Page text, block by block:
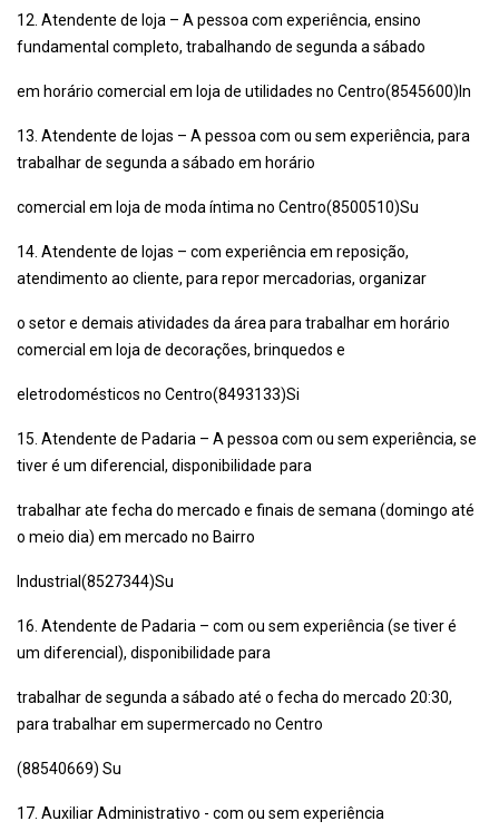
12. Atendente de loja – A pessoa com experiência, ensino
fundamental completo, trabalhando de segunda a sábado
em horário comercial em loja de utilidades no Centro(8545600)In
13. Atendente de lojas – A pessoa com ou sem experiência, para
trabalhar de segunda a sábado em horário
comercial em loja de moda íntima no Centro(8500510)Su
14. Atendente de lojas – com experiência em reposição,
atendimento ao cliente, para repor mercadorias, organizar
o setor e demais atividades da área para trabalhar em horário
comercial em loja de decorações, brinquedos e
eletrodomésticos no Centro(8493133)Si
15. Atendente de Padaria – A pessoa com ou sem experiência, se
tiver é um diferencial, disponibilidade para
trabalhar ate fecha do mercado e finais de semana (domingo até
o meio dia) em mercado no Bairro
Industrial(8527344)Su
16. Atendente de Padaria – com ou sem experiência (se tiver é
um diferencial), disponibilidade para
trabalhar de segunda a sábado até o fecha do mercado 20:30,
para trabalhar em supermercado no Centro
(88540669) Su
17. Auxiliar Administrativo - com ou sem experiência